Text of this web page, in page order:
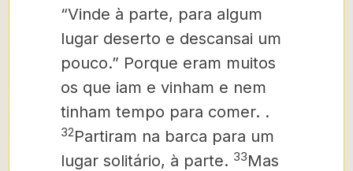
“Vinde à parte, para algum
lugar deserto e descansai um
pouco.” Porque eram muitos
os que iam e vinham e nem
tinham tempo para comer. .
32Partiram na barca para um
lugar solitário, à parte. 33Mas